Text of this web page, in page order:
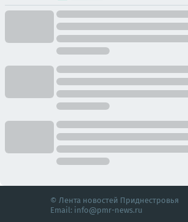
© Лента новостей Приднестровья
Email: info@pmr-news.ru